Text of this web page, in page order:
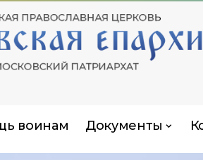
воинам Документы